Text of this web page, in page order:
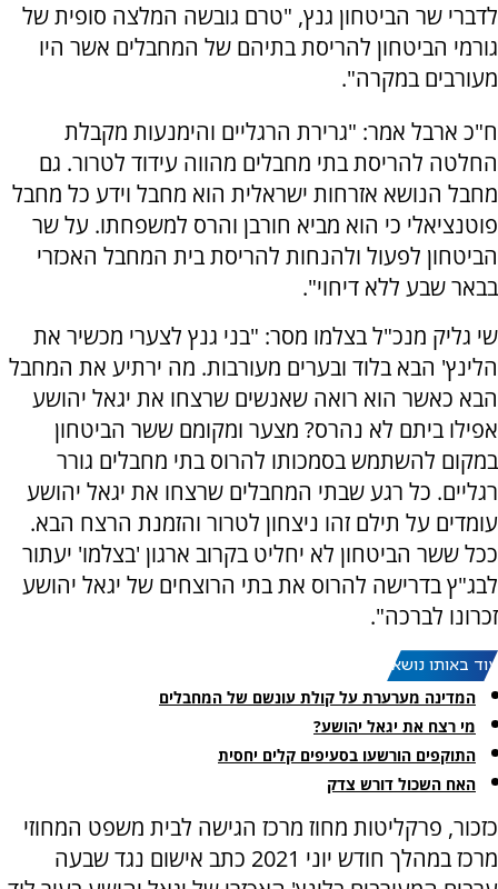
לדברי שר הביטחון גנץ, "טרם גובשה המלצה סופית של
גורמי הביטחון להריסת בתיהם של המחבלים אשר היו
מעורבים במקרה".
ח"כ ארבל אמר: "גרירת הרגליים והימנעות מקבלת
החלטה להריסת בתי מחבלים מהווה עידוד לטרור. גם
מחבל הנושא אזרחות ישראלית הוא מחבל וידע כל מחבל
פוטנציאלי כי הוא מביא חורבן והרס למשפחתו. על שר
הביטחון לפעול ולהנחות להריסת בית המחבל האכזרי
בבאר שבע ללא דיחוי".
שי גליק מנכ"ל בצלמו מסר: "בני גנץ לצערי מכשיר את
הלינץ' הבא בלוד ובערים מעורבות. מה ירתיע את המחבל
הבא כאשר הוא רואה שאנשים שרצחו את יגאל יהושע
אפילו ביתם לא נהרס? מצער ומקומם ששר הביטחון
במקום להשתמש בסמכותו להרוס בתי מחבלים גורר
רגליים. כל רגע שבתי המחבלים שרצחו את יגאל יהושע
עומדים על תילם זהו ניצחון לטרור והזמנת הרצח הבא.
ככל ששר הביטחון לא יחליט בקרוב ארגון 'בצלמו' יעתור
לבג"ץ בדרישה להרוס את בתי הרוצחים של יגאל יהושע
זכרונו לברכה".
עוד באותו נושא:
המדינה מערערת על קולת עונשם של המחבלים
מי רצח את יגאל יהושע?
התוקפים הורשעו בסעיפים קלים יחסית
האח השכול דורש צדק
כזכור, פרקליטות מחוז מרכז הגישה לבית משפט המחוזי
מרכז במהלך חודש יוני 2021 כתב אישום נגד שבעה